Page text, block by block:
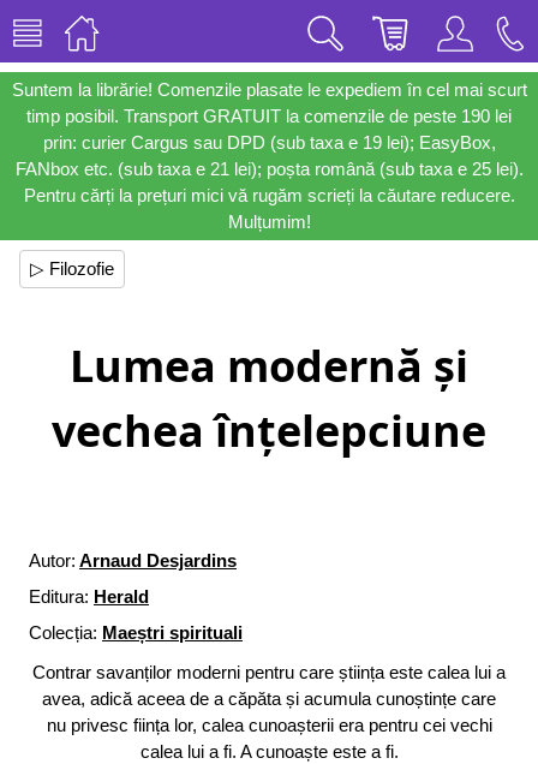
Suntem la librărie! Comenzile plasate le expediem în cel mai scurt
timp posibil. Transport GRATUIT la comenzile de peste 190 lei
prin: curier Cargus sau DPD (sub taxa e 19 lei); EasyBox,
FANbox etc. (sub taxa e 21 lei); poșta română (sub taxa e 25 lei).
Pentru cărți la prețuri mici vă rugăm scrieți la căutare reducere.
Mulțumim!
▷ Filozofie
Lumea modernă și
vechea înțelepciune
Autor: Arnaud Desjardins
Editura: Herald
Colecția: Maeștri spirituali
Contrar savanților moderni pentru care știința este calea lui a
avea, adică aceea de a căpăta și acumula cunoștințe care
nu privesc ființa lor, calea cunoașterii era pentru cei vechi
calea lui a fi. A cunoaște este a fi.